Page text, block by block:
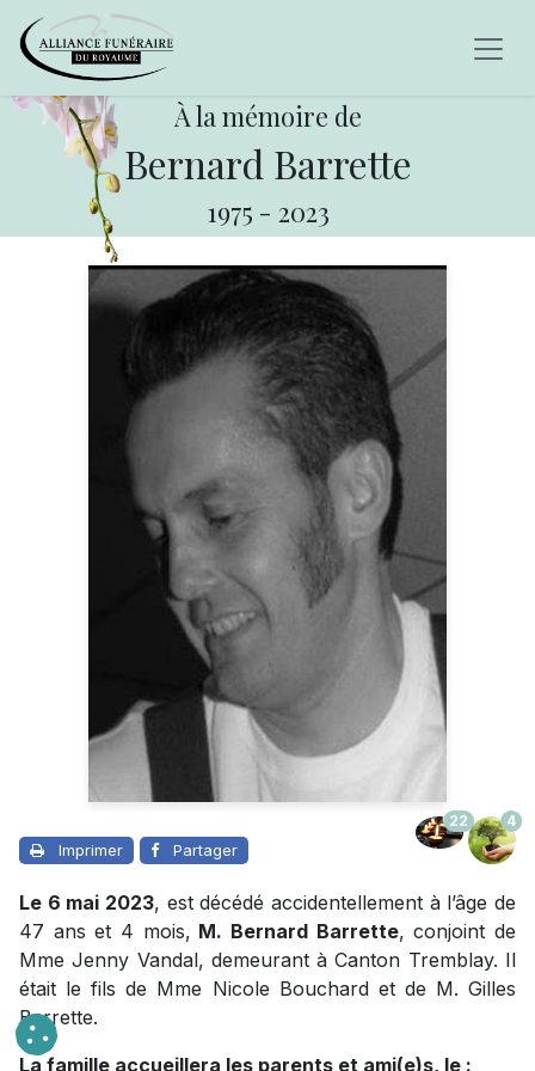
À la mémoire de
Bernard Barrette
1975 - 2023
Imprimer Partager
22 4
Le 6 mai 2023, est décédé accidentellement à l’âge de
47 ans et 4 mois, M. Bernard Barrette, conjoint de
Mme Jenny Vandal, demeurant à Canton Tremblay. Il
était le fils de Mme Nicole Bouchard et de M. Gilles
Barrette.
La famille accueillera les parents et ami(e)s, le :